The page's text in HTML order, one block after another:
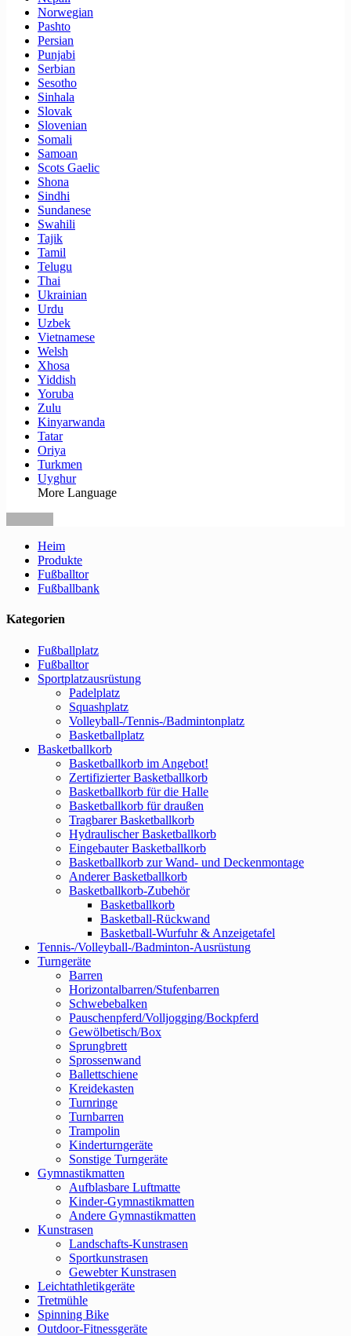
Norwegian
Pashto
Persian
Punjabi
Serbian
Sesotho
Sinhala
Slovak
Slovenian
Somali
Samoan
Scots Gaelic
Shona
Sindhi
Sundanese
Swahili
Tajik
Tamil
Telugu
Thai
Ukrainian
Urdu
Uzbek
Vietnamese
Welsh
Xhosa
Yiddish
Yoruba
Zulu
Kinyarwanda
Tatar
Oriya
Turkmen
Uyghur
More Language
Heim
Produkte
Fußballtor
Fußballbank
Kategorien
Fußballplatz
Fußballtor
Sportplatzausrüstung
Padelplatz
Squashplatz
Volleyball-/Tennis-/Badmintonplatz
Basketballplatz
Basketballkorb
Basketballkorb im Angebot!
Zertifizierter Basketballkorb
Basketballkorb für die Halle
Basketballkorb für draußen
Tragbarer Basketballkorb
Hydraulischer Basketballkorb
Eingebauter Basketballkorb
Basketballkorb zur Wand- und Deckenmontage
Anderer Basketballkorb
Basketballkorb-Zubehör
Basketballkorb
Basketball-Rückwand
Basketball-Wurfuhr & Anzeigetafel
Tennis-/Volleyball-/Badminton-Ausrüstung
Turngeräte
Barren
Horizontalbarren/Stufenbarren
Schwebebalken
Pauschenpferd/Volljogging/Bockpferd
Gewölbetisch/Box
Sprungbrett
Sprossenwand
Ballettschiene
Kreidekasten
Turnringe
Turnbarren
Trampolin
Kinderturngeräte
Sonstige Turngeräte
Gymnastikmatten
Aufblasbare Luftmatte
Kinder-Gymnastikmatten
Andere Gymnastikmatten
Kunstrasen
Landschafts-Kunstrasen
Sportkunstrasen
Gewebter Kunstrasen
Leichtathletikgeräte
Tretmühle
Spinning Bike
Outdoor-Fitnessgeräte